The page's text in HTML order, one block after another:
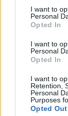
consent section.
I want to
Personal
Opted In
I want to
Personal
Opted In
I want to
Retention,
Personal
Purposes
Opted Out
podría ser su
la intención de
Argentina en
titular?